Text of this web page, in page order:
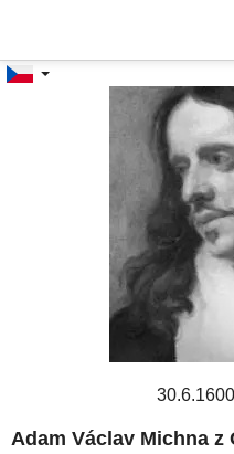
obsah
Adam Václav Michna z